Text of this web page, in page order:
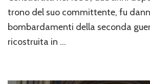
Bonifaz
trono del suo committente, fu
bombardamenti della seconda
ricostruita in …